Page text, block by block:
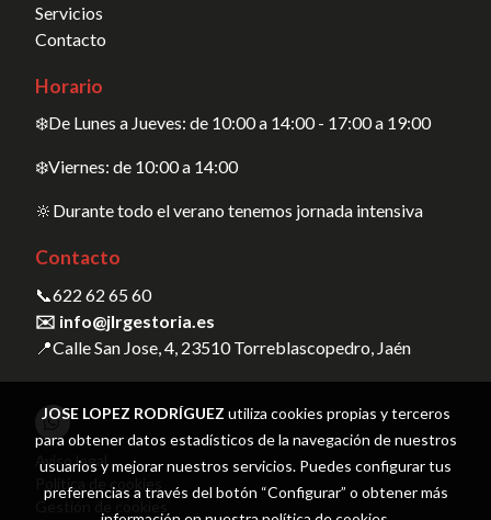
Servicios
Contacto
Horario
❄️De Lunes a Jueves: de 10:00 a 14:00 - 17:00 a 19:00
❄️Viernes: de 10:00 a 14:00
🔆Durante todo el verano tenemos jornada intensiva
Contacto
📞622 62 65 60
✉️ info@jlrgestoria.es
📍Calle San Jose, 4, 23510 Torreblascopedro, Jaén
Aviso legal
Política de cookies
Gestión de cookies
JOSE LOPEZ RODRÍGUEZ utiliza cookies propias y terceros
para obtener datos estadísticos de la navegación de nuestros
usuarios y mejorar nuestros servicios. Puedes configurar tus
preferencias a través del botón “Configurar” o obtener más